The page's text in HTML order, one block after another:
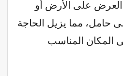
العرض على الأرض أو
حامل، مما يزيل الحاجة
المكان المناسب